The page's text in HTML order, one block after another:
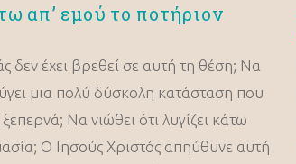
απ’ εμού το ποτήριον
δεν έχει βρεθεί σε αυτή τη θέση; Να
μια πολύ δύσκολη κατάσταση που
ξεπερνά; Να νιώθει ότι λυγίζει κάτω
Ο Ιησούς Χριστός απηύθυνε αυτή